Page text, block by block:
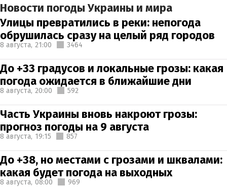
Новости погоды Украины и мира
Улицы превратились в реки: непогода
обрушилась сразу на целый ряд городов
8 августа, 21:00 3464
До +33 градусов и локальные грозы: какая
погода ожидается в ближайшие дни
8 августа, 20:00 592
Часть Украины вновь накроют грозы:
прогноз погоды на 9 августа
8 августа, 19:15 857
До +38, но местами с грозами и шквалами:
какая будет погода на выходных
8 августа, 08:00 969